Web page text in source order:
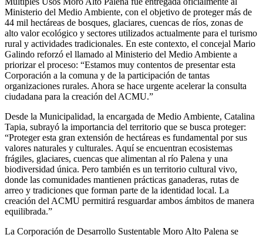
Ministerio del Medio Ambiente, con el objetivo de proteger más de
44 mil hectáreas de bosques, glaciares, cuencas de ríos, zonas de
alto valor ecológico y sectores utilizados actualmente para el turismo
rural y actividades tradicionales. En este contexto, el concejal Mario
Galindo reforzó el llamado al Ministerio del Medio Ambiente a
priorizar el proceso: “Estamos muy contentos de presentar esta
Corporación a la comuna y de la participación de tantas
organizaciones rurales. Ahora se hace urgente acelerar la consulta
ciudadana para la creación del ACMU.”
Desde la Municipalidad, la encargada de Medio Ambiente, Catalina
Tapia, subrayó la importancia del territorio que se busca proteger:
“Proteger esta gran extensión de hectáreas es fundamental por sus
valores naturales y culturales. Aquí se encuentran ecosistemas
frágiles, glaciares, cuencas que alimentan al río Palena y una
biodiversidad única. Pero también es un territorio cultural vivo,
donde las comunidades mantienen prácticas ganaderas, rutas de
arreo y tradiciones que forman parte de la identidad local. La
creación del ACMU permitirá resguardar ambos ámbitos de manera
equilibrada.”
La Corporación de Desarrollo Sustentable Moro Alto Palena se